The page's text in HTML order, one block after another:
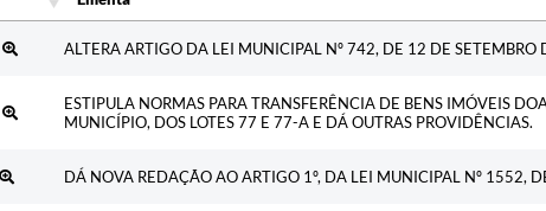
ALTERA ARTIGO DA LEI MUNICIPAL Nº 742, DE 12 DE SETEMBRO
ESTIPULA NORMAS PARA TRANSFERÊNCIA DE BENS IMÓVEIS
MUNICÍPIO, DOS LOTES 77 E 77-A E DÁ OUTRAS PROVIDÊNCIAS.
DÁ NOVA REDAÇÃO AO ARTIGO 1º, DA LEI MUNICIPAL Nº 1552,